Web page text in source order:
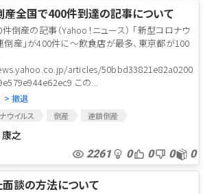
産全国で400件到達の記事について
倒産の記事（Yahoo！ニュース） 「新型コロナウ
倒産」が400件に～飲食店が最多、東京都が100
articles/50bbd33821e82a0200
この...
> 撤退
ウイルス 倒産
連鎖倒産
ロナ
之
2261 0 0 0 0
面談の方法について